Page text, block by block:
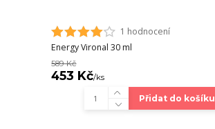
1 hodnocení
Energy Vironal 30 ml
589 Kč
453 Kč/ks
Přidat do košíku